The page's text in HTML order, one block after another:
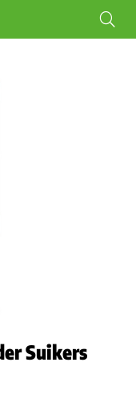
Suikers